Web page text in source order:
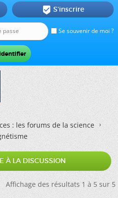
Se souvenir de moi ?
 S'inscrire
: les forums de la science
À LA DISCUSSION
Affichage des résultats 1 à 5 sur 5